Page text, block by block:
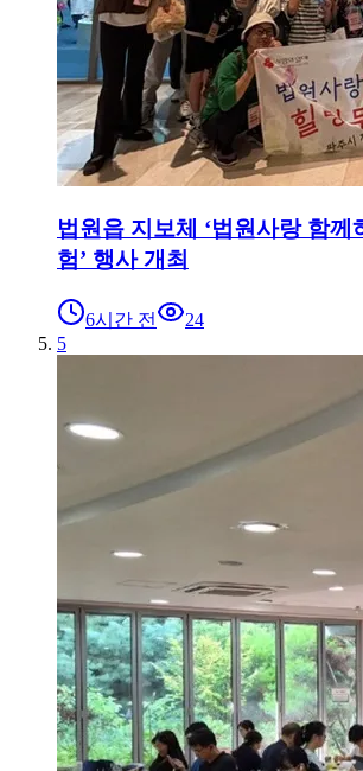
법원읍 지보체 ‘법원사랑 함께
험’ 행사 개최
6시간 전
24
5